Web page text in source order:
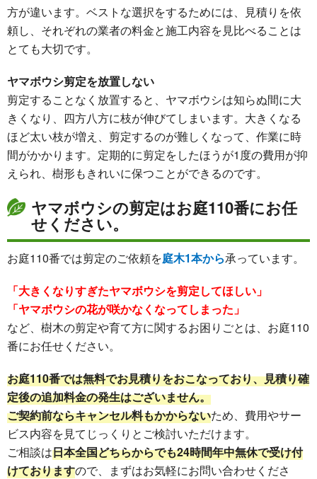
方が違います。ベストな選択をするためには、見積りを依
頼し、それぞれの業者の料金と施工内容を見比べることは
とても大切です。
ヤマボウシ剪定を放置しない
剪定することなく放置すると、ヤマボウシは知らぬ間に大
きくなり、四方八方に枝が伸びてしまいます。大きくなる
ほど太い枝が増え、剪定するのが難しくなって、作業に時
間がかかります。定期的に剪定をしたほうが1度の費用が抑
えられ、樹形もきれいに保つことができるのです。
ヤマボウシの剪定はお庭110番にお任
せください。
お庭110番では剪定のご依頼を庭木1本から承っています。
「大きくなりすぎたヤマボウシを剪定してほしい」
「ヤマボウシの花が咲かなくなってしまった」
など、樹木の剪定や育て方に関するお困りごとは、お庭110
番にお任せください。
お庭110番では無料でお見積りをおこなっており、見積り確
定後の追加料金の発生はございません。
ご契約前ならキャンセル料もかからないため、費用やサー
ビス内容を見てじっくりとご検討いただけます。
ご相談は日本全国どちらからでも24時間年中無休で受け付
けておりますので、まずはお気軽にお問い合わせくださ